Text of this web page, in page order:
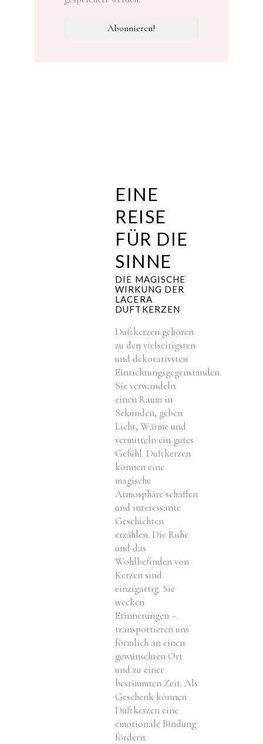
EINE
REISE
FÜR DIE
SINNE
DIE MAGISCHE
WIRKUNG DER
LACERA
DUFTKERZEN
Duftkerzen gehören
zu den vielseitigsten
und dekorativsten
Einrichtungsgegenständen.
Sie verwandeln
einen Raum in
Sekunden, geben
Licht, Wärme und
vermitteln ein gutes
Gefühl. Duftkerzen
können eine
magische
Atmosphäre schaffen
und interessante
Geschichten
erzählen. Die Ruhe
und das
Wohlbefinden von
Kerzen sind
einzigartig. Sie
wecken
Erinnerungen –
transportieren uns
förmlich an einen
gewünschten Ort
und zu einer
bestimmten Zeit. Als
Geschenk können
Duftkerzen eine
emotionale Bindung
fördern.